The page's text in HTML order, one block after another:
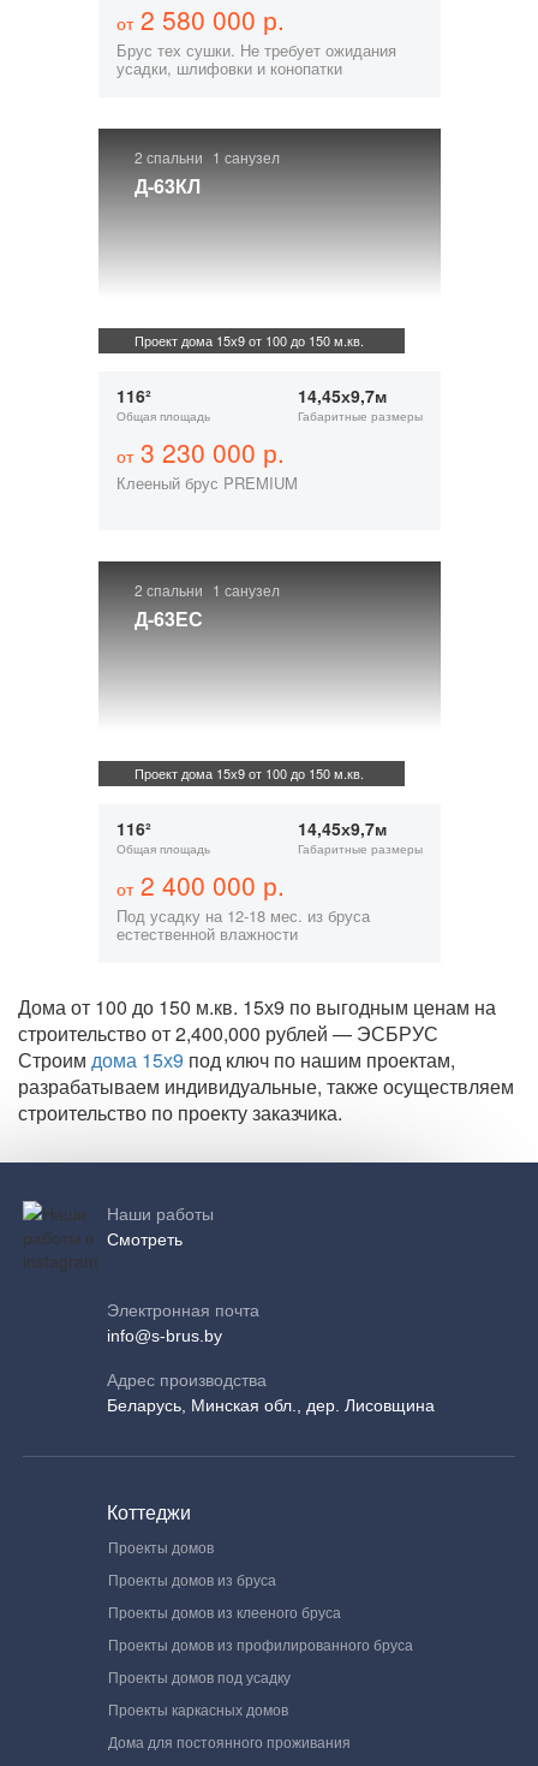
от2 580 000 р.
Брус тех сушки. Не требует ожидания
усадки, шлифовки и конопатки
2 спальни 1 санузел
Д-63КЛ
Проект дома 15х9 от 100 до 150 м.кв.
116²
Общая площадь
14,45х9,7м
Габаритные размеры
от3 230 000 р.
Клееный брус PREMIUM
2 спальни 1 санузел
Д-63ЕС
Проект дома 15х9 от 100 до 150 м.кв.
116²
Общая площадь
14,45х9,7м
Габаритные размеры
от2 400 000 р.
Под усадку на 12-18 мес. из бруса
естественной влажности
Дома от 100 до 150 м.кв. 15х9 по выгодным ценам на
строительство от 2,400,000 рублей — ЭСБРУС
Строим дома 15х9 под ключ по нашим проектам,
разрабатываем индивидуальные, также осуществляем
строительство по проекту заказчика.
Наши работы
Смотреть
Электронная почта
info@s-brus.by
Адрес производства
Беларусь, Минская обл., дер. Лисовщина
Коттеджи
Проекты домов
Проекты домов из бруса
Проекты домов из клееного бруса
Проекты домов из профилированного бруса
Проекты домов под усадку
Проекты каркасных домов
Дома для постоянного проживания